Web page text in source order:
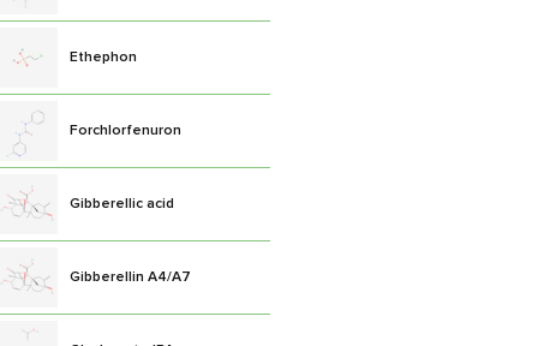
Ethephon
Forchlorfenuron
Gibberellic acid
Gibberellin A4/A7